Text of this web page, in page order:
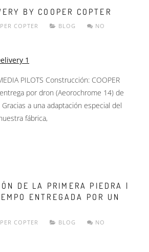
BY COOPER COPTER
COPTER BLOG
NO
PILOTS Construcción: COOPER
por dron (Aeorochrome 14) de
Gracias a una adaptación especial del
fábrica,
DE LA PRIMERA PIEDRA |
ENTREGADA POR UN
COPTER BLOG
NO